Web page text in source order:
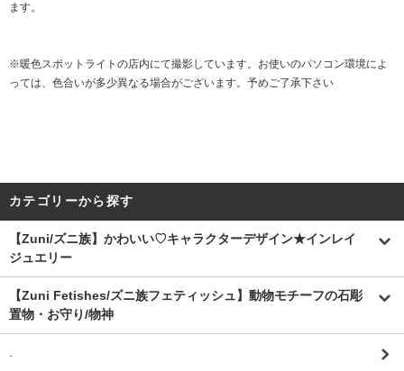
ます。
※暖色スポットライトの店内にて撮影しています。お使いのパソコン環境によ
っては、色合いが多少異なる場合がございます。予めご了承下さい
カテゴリーから探す
【Zuni/ズニ族】かわいい♡キャラクターデザイン★インレイ
ジュエリー
【Zuni Fetishes/ズニ族フェティッシュ】動物モチーフの石彫
置物・お守り/物神
.